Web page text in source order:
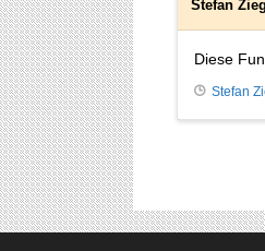
Stefan
Diese
Stefan